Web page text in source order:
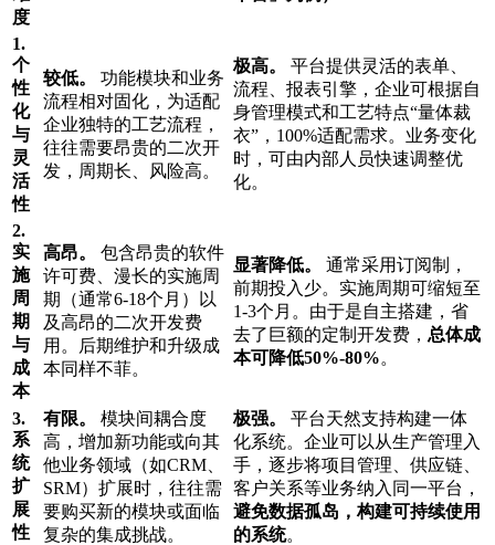
度
1.
个
性
化
与
灵
活
性
较低。
功能模块和业务
流程相对固化，为适配
企业独特的工艺流程，
往往需要昂贵的二次开
发，周期长、风险高。
极高。
平台提供灵活的表单、
流程、报表引擎，企业可根据自
身管理模式和工艺特点“量体裁
衣”，100%适配需求。业务变化
时，可由内部人员快速调整优
化。
2.
实
施
周
期
与
成
本
高昂。
包含昂贵的软件
许可费、漫长的实施周
期（通常6-18个月）以
及高昂的二次开发费
用。后期维护和升级成
本同样不菲。
显著降低。
通常采用订阅制，
前期投入少。实施周期可缩短至
1-3个月。由于是自主搭建，省
去了巨额的定制开发费， 总体成
本可降低50%-80%。
3.
系
统
扩
展
性
有限。
模块间耦合度
高，增加新功能或向其
他业务领域（如CRM、
SRM）扩展时，往往需
要购买新的模块或面临
复杂的集成挑战。
极强。
平台天然支持构建一体
化系统。企业可以从生产管理入
手，逐步将项目管理、供应链、
客户关系等业务纳入同一平台，
避免数据孤岛，构建可持续使用
的系统。